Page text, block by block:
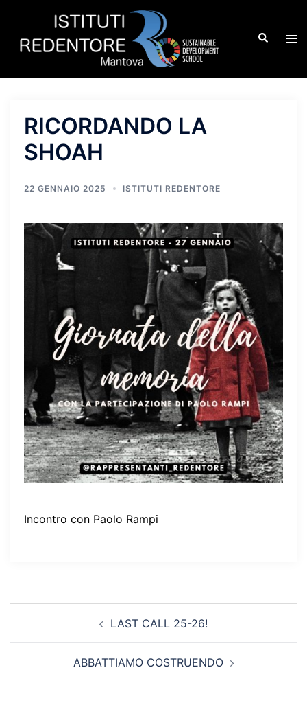
contenuto
Cerca
RICORDANDO LA
SHOAH
22 GENNAIO 2025 ISTITUTI REDENTORE
Incontro con Paolo Rampi
LAST CALL 25-26!
ABBATTIAMO COSTRUENDO